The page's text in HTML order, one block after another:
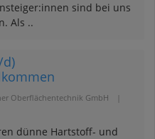
sind bei uns
Als ..
Oberflächentechnik GmbH
dünne Hartstoff- und